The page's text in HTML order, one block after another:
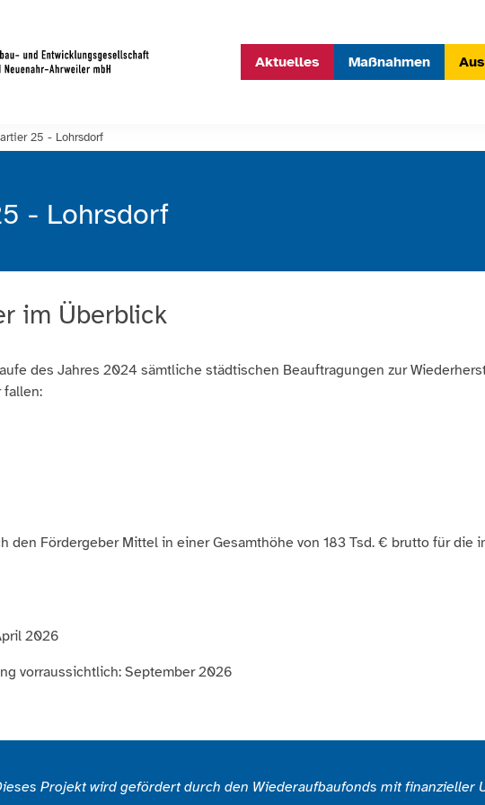
Aktuelles Maßnahmen
25 - Lohrsdorf
- Lohrsdorf
im Überblick
des Jahres 2024 sämtliche städtischen Beauftragungen zur
fallen:
den Fördergeber Mittel in einer Gesamthöhe von 183 Tsd. € brutto für die
2026
vorraussichtlich: September 2026
Projekt wird gefördert durch den Wiederaufbaufonds mit finanzieller